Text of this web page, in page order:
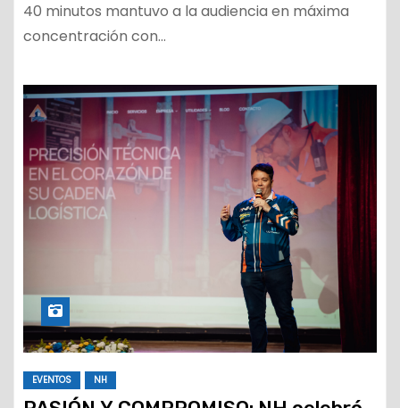
40 minutos mantuvo a la audiencia en máxima
concentración con…
EVENTOS NH